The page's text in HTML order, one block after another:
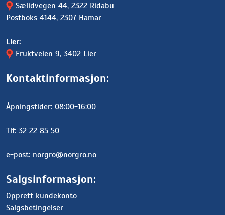
Sælidvegen 44, 2322 Ridabu
Postboks 4144, 2307 Hamar
Lier:
Fruktveien 9, 3402 Lier
Kontaktinformasjon:
Åpningstider: 08:00-16:00
Tlf: 32 22 85 50
e-post: norgro@norgro.no
Salgsinformasjon:
Opprett kundekonto
Salgsbetingelser